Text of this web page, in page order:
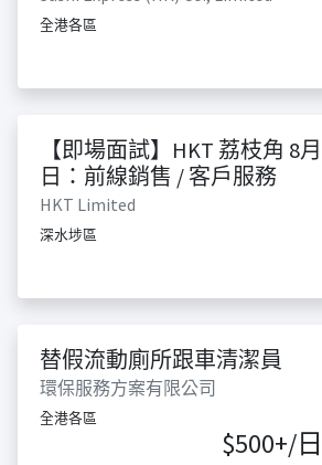
全港各區
【即場面試】HKT 荔枝角 8
日：前線銷售 / 客戶服務
HKT Limited
深水埗區
替假流動廁所跟車清潔員
環保服務方案有限公司
全港各區
$500+/